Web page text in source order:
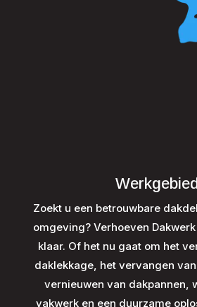
Zoekt u een betrouwbare
omgeving? Verhoeven
klaar. Of het nu gaat om het
daklekkage, het vervangen
vernieuwen van dakpannen,
vakwerk en een duurzame